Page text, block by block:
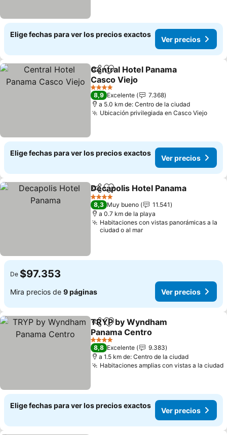
Elige fechas para ver los precios exactos
Ver precios
CompartirAgregar a favoritos
Central Hotel Panama
Casco Viejo
Ver precios
4 Estrellas
8,9 Excelente
7.368
a 5.0 km de: Centro de la ciudad
Ubicación privilegiada en Casco ViejoVer
Elige fechas para ver los precios exactos
Ver precios
CompartirAgregar a favoritos
Decapolis Hotel Panama
4 Estrellas
8,3 Muy bueno
11.541
a 0.7 km de la playa
Habitaciones con vistas panorámicas a la
ciudad o al mar
De $97.353
Mira precios de 9 páginas Ver precios
CompartirAgregar a favoritos
TRYP by Wyndham
Panama Centro
Ver precios
4 Estrellas
8,8 Excelente
9.383
a 1.5 km de: Centro de la ciudad
Habitaciones amplias con vistas a la ciudad
Elige fechas para ver los precios exactos
Ver precios